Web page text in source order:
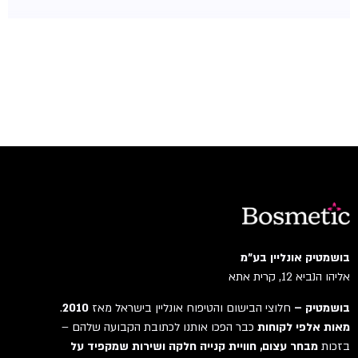
בושמטיק אונליין בע"מ
אליהו הנביא 12, קרית אתא
בושמטיק –חלוצי הבישום והטיפוח אונליין בישראל מאז2010
.
מאות אלפי לקוחותכבר הפכו אותנו לכתובת הקבועה שלהם –
בזכותמבחר עצום, חוויית קנייה חלקה ושירות שמקפיד על